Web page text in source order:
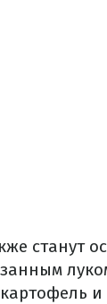
станут
и